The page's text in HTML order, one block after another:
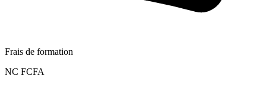
Frais de formation
NC FCFA